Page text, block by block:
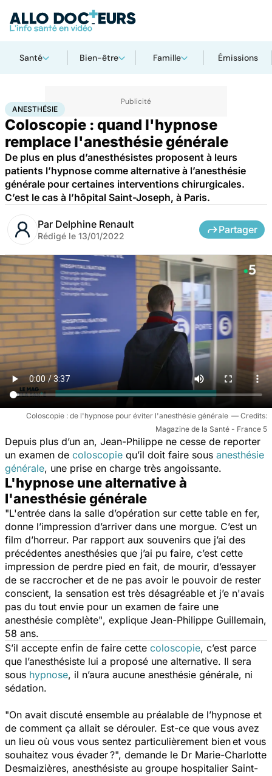
Santé Bien-être Famille Émissions
AccueilSantéAnesthésie
ANESTHÉSIE
Coloscopie : quand l'hypnose
remplace l'anesthésie générale
De plus en plus d’anesthésistes proposent à leurs
patients l’hypnose comme alternative à l’anesthésie
générale pour certaines interventions chirurgicales.
C’est le cas à l’hôpital Saint-Joseph, à Paris.
Par Delphine Renault
Rédigé le 13/01/2022
Partager
Coloscopie : de l'hypnose pour éviter l'anesthésie générale
Magazine de la Santé - France 5
Depuis plus d’un an, Jean-Philippe ne cesse de reporter
un examen de coloscopie qu’il doit faire sous anesthésie
générale, une prise en charge très angoissante.
L'hypnose une alternative à
l'anesthésie générale
"L'entrée dans la salle d’opération sur cette table en fer,
donne l’impression d’arriver dans une morgue. C’est un
film d’horreur. Par rapport aux souvenirs que j’ai des
précédentes anesthésies que j’ai pu faire, c’est cette
impression de perdre pied en fait, de mourir, d’essayer
de se raccrocher et de ne pas avoir le pouvoir de rester
conscient, la sensation est très désagréable et j’e n'avais
pas du tout envie pour un examen de faire une
anesthésie complète", explique Jean-Philippe Guillemain,
58 ans.
S’il accepte enfin de faire cette coloscopie, c’est parce
que l’anesthésiste lui a proposé une alternative. Il sera
sous hypnose, il n’aura aucune anesthésie générale, ni
sédation.
"On avait discuté ensemble au préalable de l’hypnose et
de comment ça allait se dérouler. Est-ce que vous avez
un lieu où vous vous sentez particulièrement bien et vous
souhaitez vous évader ?", demande le Dr Marie-Charlotte
Desmaizières, anesthésiste au groupe hospitalier Saint-